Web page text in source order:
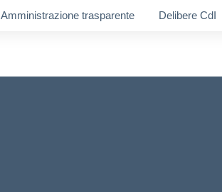
Amministrazione trasparente Delibere CdI